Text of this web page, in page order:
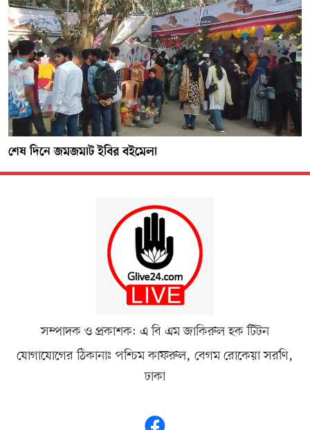
শেষ দিনে জমজমাট ইবির বইমেলা
সম্পাদক ও প্রকাশক: এ বি এম জাকিরুল হক টিটন
যোগাযোগের ঠিকানাঃ পশ্চিম কাফরুল, বেগম রোকেয়া সরণি,
ঢাকা